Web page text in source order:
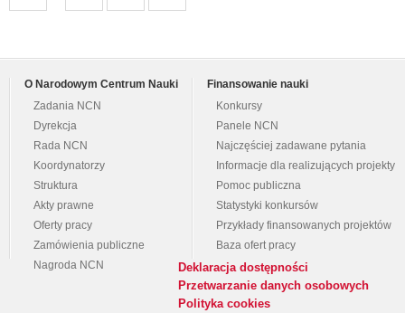
O Narodowym Centrum Nauki
Zadania NCN
Dyrekcja
Rada NCN
Koordynatorzy
Struktura
Akty prawne
Oferty pracy
Zamówienia publiczne
Nagroda NCN
Finansowanie nauki
Konkursy
Panele NCN
Najczęściej zadawane pytania
Informacje dla realizujących projekty
Pomoc publiczna
Statystyki konkursów
Przykłady finansowanych projektów
Baza ofert pracy
Deklaracja dostępności
Przetwarzanie danych osobowych
Polityka cookies